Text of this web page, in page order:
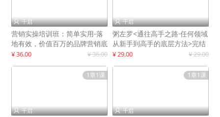
 千启
营销实操培训班：简单实用-落
地有效，价值百万的品牌营销底
层逻辑
¥ 36.00 ¥ 36.00
 千启
粥左罗<通往高手之路·任何领域
从新手到高手的底层方法>完结
¥ 29.00 ¥ 29.00
1章1课
 千启
1章1课
 千启